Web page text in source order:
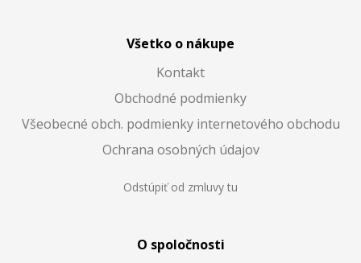
Všetko o nákupe
Kontakt
Obchodné podmienky
Všeobecné obch. podmienky internetového obchodu
Ochrana osobných údajov
Odstúpiť od zmluvy tu
O spoločnosti